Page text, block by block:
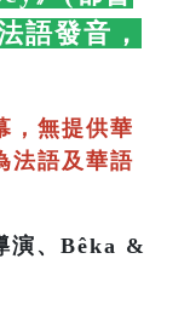
語發音，
，無提供華
法語及華語
演、Bêka &